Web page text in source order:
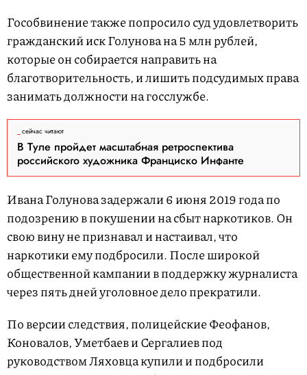
Гособвинение также попросило суд удовлетворить
гражданский иск Голунова на 5 млн рублей,
которые он собирается направить на
благотворительность, и лишить подсудимых права
занимать должности на госслужбе.
сейчас читают
В Туле пройдет масштабная ретроспектива
российского художника Франциско Инфанте
Ивана Голунова задержали 6 июня 2019 года по
подозрению в покушении на сбыт наркотиков. Он
свою вину не признавал и настаивал, что
наркотики ему подбросили. После широкой
общественной кампании в поддержку журналиста
через пять дней уголовное дело прекратили.
По версии следствия, полицейские Феофанов,
Коновалов, Уметбаев и Сергалиев под
руководством Ляховца купили и подбросили